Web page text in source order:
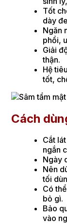
Tốt
dày
Ngăn
phổi,
Giải
thận.
Hệ
tốt,
Cách
Cắt
ngắn
Ngày
Nên
tối
Có
bỏ gì.
Bảo
vào